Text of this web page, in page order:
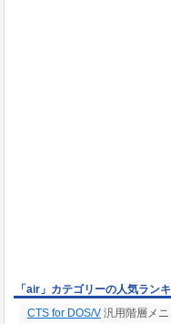
「air」カテゴリーの人気ラン
CTS for DOS/V 汎用階層メ